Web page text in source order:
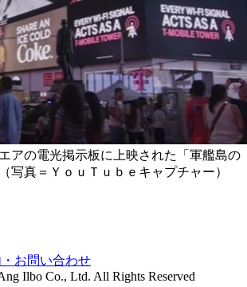
アの電光掲示板に上映された「軍艦島の
写真＝ＹｏｕＴｕｂｅキャプチャー）
お問い合わせ
Ilbo Co., Ltd. All Rights Reserved